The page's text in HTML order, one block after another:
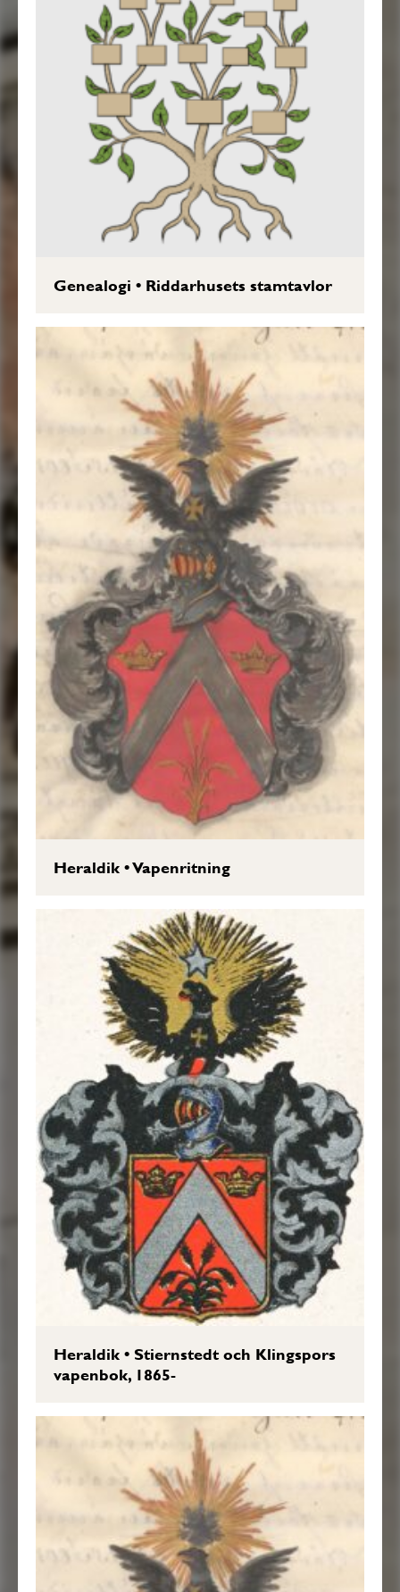
Genealogi • Riddarhusets stamtavlor
Heraldik•Vapenritning
Heraldik•Stiernstedt och Klingspors
vapenbok, 1865-